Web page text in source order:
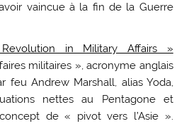
vaincue à la fin de la Guerre
in Military Affairs »
militaires », acronyme anglais
feu Andrew Marshall, alias Yoda,
nettes au Pentagone et
de « pivot vers l’Asie ».